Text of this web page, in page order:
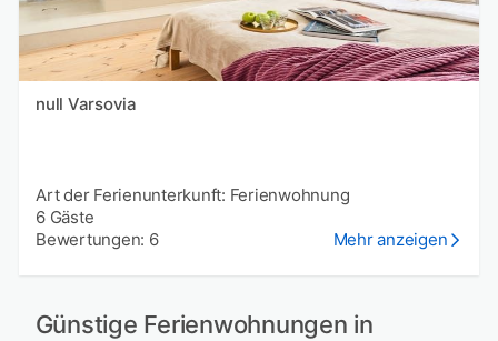
null Varsovia
Art der Ferienunterkunft: Ferienwohnung
6 Gäste
Bewertungen: 6
Mehr anzeigen
Günstige Ferienwohnungen in